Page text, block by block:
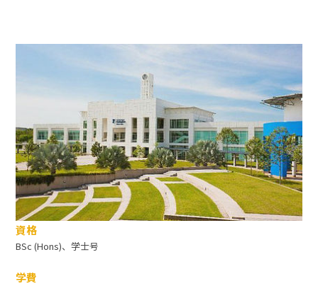
資格
BSc (Hons)、学士号
学費